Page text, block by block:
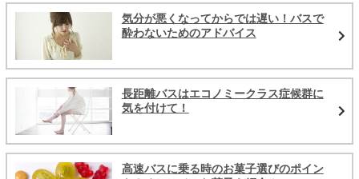
気分が悪くなってからでは遅い！バスで
酔わないためのアドバイス
長距離バスはエコノミークラス症候群に
気を付けて！
高速バスに乗る時のお菓子選びのポイン